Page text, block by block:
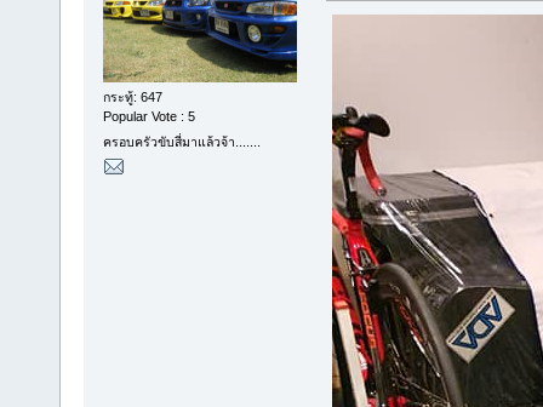
กระทู้: 647
Popular Vote : 5
ครอบครัวขับสี่มาแล้วจ้า.......